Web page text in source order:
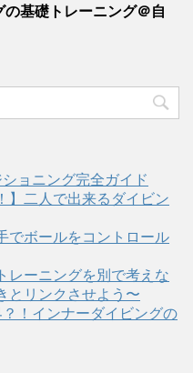
の基礎トレーニング＠自
ョニング完全ガイド
】二人で出来るダイビン
でボールをコントロール
レーニングを別で考えな
とリンクさせよう〜
！インナーダイビングの